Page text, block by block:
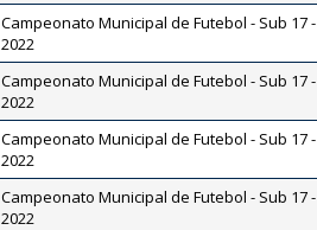
Campeonato Municipal de Futebol - Sub 17 -
2022
Campeonato Municipal de Futebol - Sub 17 -
2022
Campeonato Municipal de Futebol - Sub 17 -
2022
Campeonato Municipal de Futebol - Sub 17 -
2022